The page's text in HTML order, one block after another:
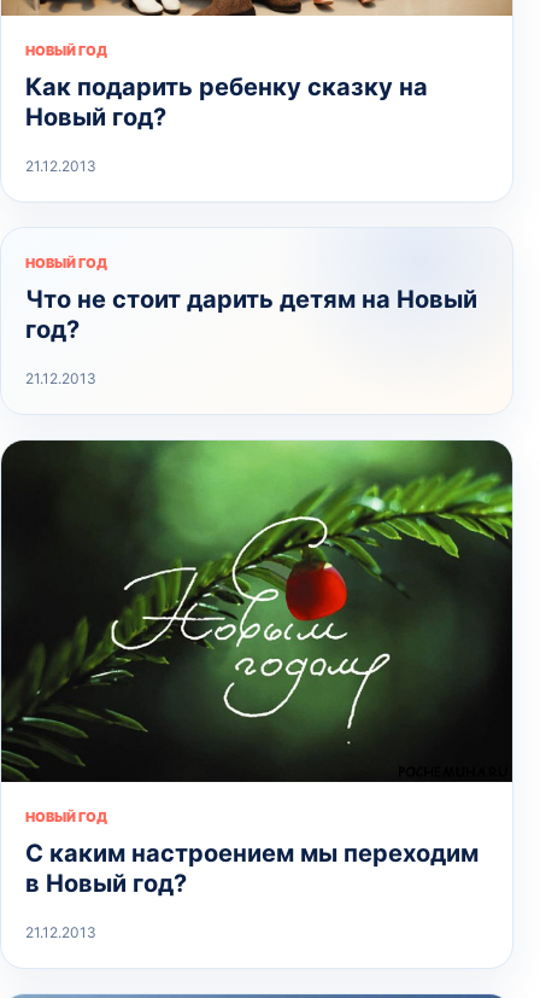
НОВЫЙ ГОД
Как подарить ребенку сказку на
Новый год?
21.12.2013
НОВЫЙ ГОД
Что не стоит дарить детям на Новый
год?
21.12.2013
НОВЫЙ ГОД
С каким настроением мы переходим
в Новый год?
21.12.2013